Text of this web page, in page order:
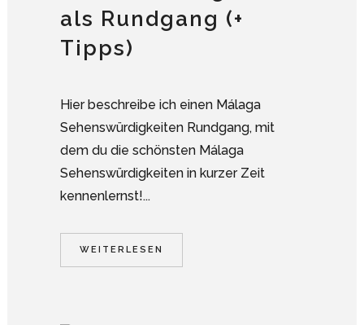
als Rundgang (+
Tipps)
Hier beschreibe ich einen Málaga
Sehenswürdigkeiten Rundgang, mit
dem du die schönsten Málaga
Sehenswürdigkeiten in kurzer Zeit
kennenlernst!...
WEITERLESEN